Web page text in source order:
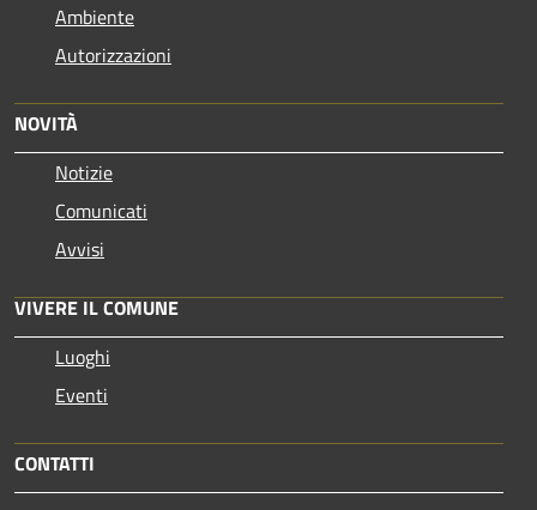
Ambiente
Autorizzazioni
NOVITÀ
Notizie
Comunicati
Avvisi
VIVERE IL COMUNE
Luoghi
Eventi
CONTATTI